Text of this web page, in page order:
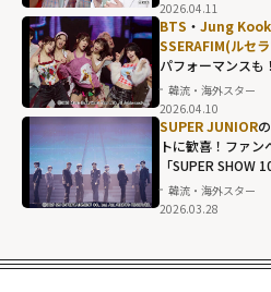
10CMからソン・
シギョンへ...日本
のバラエティで
も反響を呼ん
だ"バラードの皇
帝"に期待が集ま
る「THE
SEASONS」の新
width="304"
2026.04.11
BTS ・ Jung Kook
SSERAFIM(ルセ
パフォーマンスも
した名場面の数々
韓流・海外スター
2026.04.10
SUPER JUNIOR
トに歓喜！ファ
「SUPER SHOW
韓流・海外スター
2026.03.28